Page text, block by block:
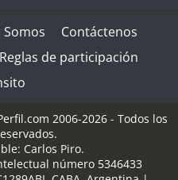
Somos
Contáctenos
Reglas de participación
2006-2026 - Todos los
Carlos Piro.
número 5346433